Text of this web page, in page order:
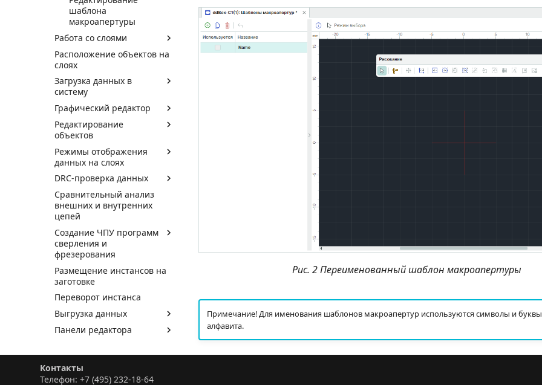
шаблона
макроапертуры
Работа со слоями
Расположение объектов на
слоях
Загрузка данных в
систему
Графический редактор
Редактирование
объектов
Режимы отображения
данных на слоях
DRC-проверка данных
Сравнительный анализ
внешних и внутренних
цепей
Создание ЧПУ программ
сверления и
фрезерования
Размещение инстансов на
заготовке
Переворот инстанса
Выгрузка данных
Панели редактора
Рис. 2 Переименованный шаблон макроапертуры
Примечание! Для именования шаблонов макроапертур используются символы и буквы
алфавита.
Контакты
Телефон: +7 (495) 232-18-64